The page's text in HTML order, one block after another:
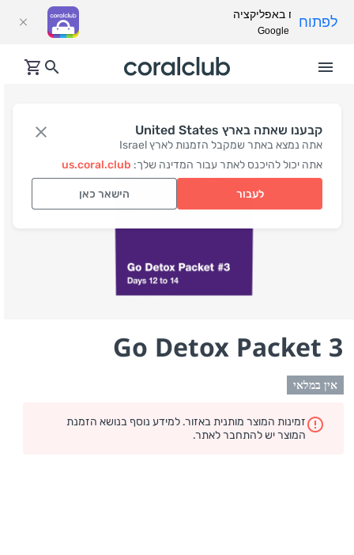
קבענו שאתה בארץ United States
אתה נמצא באתר שמקבל הזמנות לארץ Israel
אתה יכול להיכנס לאתר עבור המדינה שלך: us.coral.club
לעבור הישאר כאן
Go Detox Packet 3
אין במלאי
זמינות המוצר מותנית באזור. למידע נוסף בנושא הזמנת
המוצר יש להתחבר לאתר.
פתח באפליקציה
Google Play
לפתוח